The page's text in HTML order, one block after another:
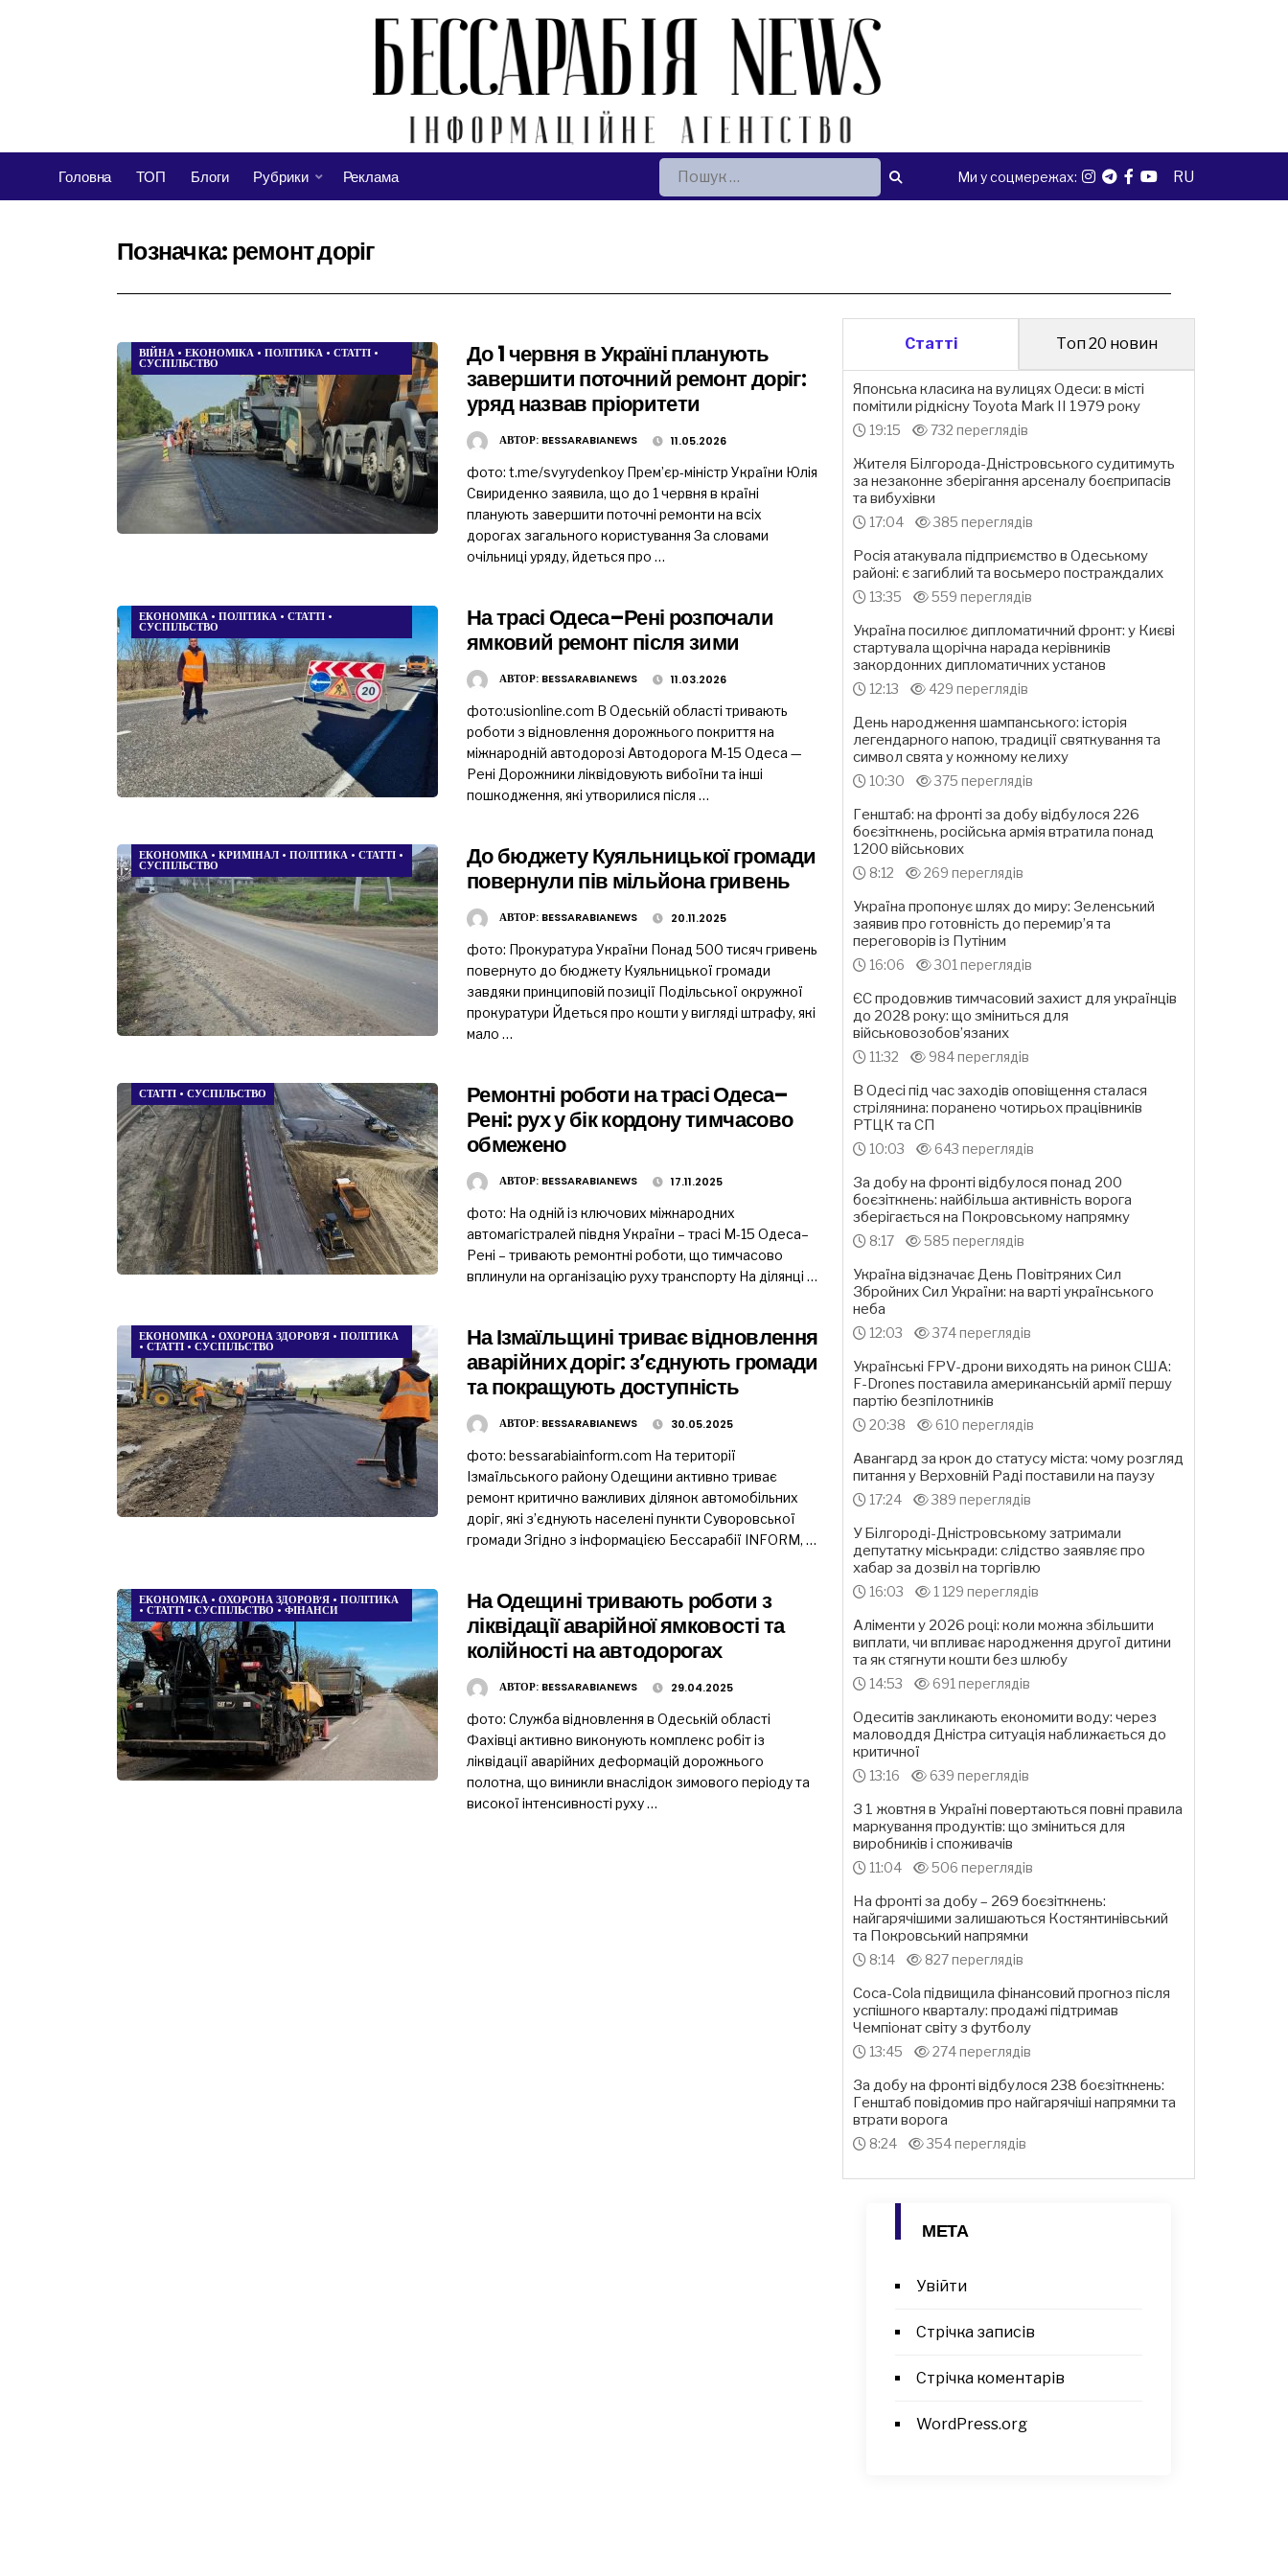
Головна ТОП Блоги Рубрики Реклама Пошук: Ми у соцмережах: RU
Позначка:ремонт доріг
ВІЙНА • ЕКОНОМІКА • ПОЛІТИКА • СТАТТІ •
СУСПІЛЬСТВО
До 1 червня в Україні планують
завершити поточний ремонт доріг:
уряд назвав пріоритети
АВТОР: BESSARABIANEWS 11.05.2026
фото: t.me/svyrydenkoy Прем’єр-міністр України Юлія
Свириденко заявила, що до 1 червня в країні
планують завершити поточні ремонти на всіх
дорогах загального користування За словами
очільниці уряду, йдеться про …
ЕКОНОМІКА • ПОЛІТИКА • СТАТТІ •
СУСПІЛЬСТВО
На трасі Одеса–Рені розпочали
ямковий ремонт після зими
АВТОР: BESSARABIANEWS 11.03.2026
фото:usionline.com В Одеській області тривають
роботи з відновлення дорожнього покриття на
міжнародній автодорозі Автодорога М-15 Одеса —
Рені Дорожники ліквідовують вибоїни та інші
пошкодження, які утворилися після …
ЕКОНОМІКА • КРИМІНАЛ • ПОЛІТИКА • СТАТТІ •
СУСПІЛЬСТВО
До бюджету Куяльницької громади
повернули пів мільйона гривень
АВТОР: BESSARABIANEWS 20.11.2025
фото: Прокуратура України Понад 500 тисяч гривень
повернуто до бюджету Куяльницької громади
завдяки принциповій позиції Подільської окружної
прокуратури Йдеться про кошти у вигляді штрафу, які
мало …
СТАТТІ • СУСПІЛЬСТВО
Ремонтні роботи на трасі Одеса–
Рені: рух у бік кордону тимчасово
обмежено
АВТОР: BESSARABIANEWS 17.11.2025
фото: На одній із ключових міжнародних
автомагістралей півдня України – трасі М-15 Одеса–
Рені – тривають ремонтні роботи, що тимчасово
вплинули на організацію руху транспорту На ділянці …
ЕКОНОМІКА • ОХОРОНА ЗДОРОВ’Я • ПОЛІТИКА
• СТАТТІ • СУСПІЛЬСТВО
На Ізмаїльщині триває відновлення
аварійних доріг: з’єднують громади
та покращують доступність
АВТОР: BESSARABIANEWS 30.05.2025
фото: bessarabiainform.com На території
Ізмаїльського району Одещини активно триває
ремонт критично важливих ділянок автомобільних
доріг, які з’єднують населені пункти Суворовської
громади Згідно з інформацією Бессарабії INFORM, …
ЕКОНОМІКА • ОХОРОНА ЗДОРОВ’Я • ПОЛІТИКА
• СТАТТІ • СУСПІЛЬСТВО •ФІНАНСИ
На Одещині тривають роботи з
ліквідації аварійної ямковості та
колійності на автодорогах
АВТОР: BESSARABIANEWS 29.04.2025
фото: Служба відновлення в Одеській області
Фахівці активно виконують комплекс робіт із
ліквідації аварійних деформацій дорожнього
полотна, що виникли внаслідок зимового періоду та
високої інтенсивності руху …
Статті Топ 20 новин
Японська класика на вулицях Одеси: в місті
помітили рідкісну Toyota Mark II 1979 року
19:15 732 переглядів
Жителя Білгорода-Дністровського судитимуть
за незаконне зберігання арсеналу боєприпасів
та вибухівки
17:04 385 переглядів
Росія атакувала підприємство в Одеському
районі: є загиблий та восьмеро постраждалих
13:35 559 переглядів
Україна посилює дипломатичний фронт: у Києві
стартувала щорічна нарада керівників
закордонних дипломатичних установ
12:13 429 переглядів
День народження шампанського: історія
легендарного напою, традиції святкування та
символ свята у кожному келиху
10:30 375 переглядів
Генштаб: на фронті за добу відбулося 226
боєзіткнень, російська армія втратила понад
1200 військових
8:12 269 переглядів
Україна пропонує шлях до миру: Зеленський
заявив про готовність до перемир’я та
переговорів із Путіним
16:06 301 переглядів
ЄС продовжив тимчасовий захист для українців
до 2028 року: що зміниться для
військовозобов’язаних
11:32 984 переглядів
В Одесі під час заходів оповіщення сталася
стрілянина: поранено чотирьох працівників
РТЦК та СП
10:03 643 переглядів
За добу на фронті відбулося понад 200
боєзіткнень: найбільша активність ворога
зберігається на Покровському напрямку
8:17 585 переглядів
Україна відзначає День Повітряних Сил
Збройних Сил України: на варті українського
неба
12:03 374 переглядів
Українські FPV-дрони виходять на ринок США:
F-Drones поставила американській армії першу
партію безпілотників
20:38 610 переглядів
Авангард за крок до статусу міста: чому розгляд
питання у Верховній Раді поставили на паузу
17:24 389 переглядів
У Білгороді-Дністровському затримали
депутатку міськради: слідство заявляє про
хабар за дозвіл на торгівлю
16:03 1 129 переглядів
Аліменти у 2026 році: коли можна збільшити
виплати, чи впливає народження другої дитини
та як стягнути кошти без шлюбу
14:53 691 переглядів
Одеситів закликають економити воду: через
маловоддя Дністра ситуація наближається до
критичної
13:16 639 переглядів
З 1 жовтня в Україні повертаються повні правила
маркування продуктів: що зміниться для
виробників і споживачів
11:04 506 переглядів
На фронті за добу – 269 боєзіткнень:
найгарячішими залишаються Костянтинівський
та Покровський напрямки
8:14 827 переглядів
Coca-Cola підвищила фінансовий прогноз після
успішного кварталу: продажі підтримав
Чемпіонат світу з футболу
13:45 274 переглядів
За добу на фронті відбулося 238 боєзіткнень:
Генштаб повідомив про найгарячіші напрямки та
втрати ворога
8:24 354 переглядів
МЕТА
Увійти
Стрічка записів
Стрічка коментарів
WordPress.org